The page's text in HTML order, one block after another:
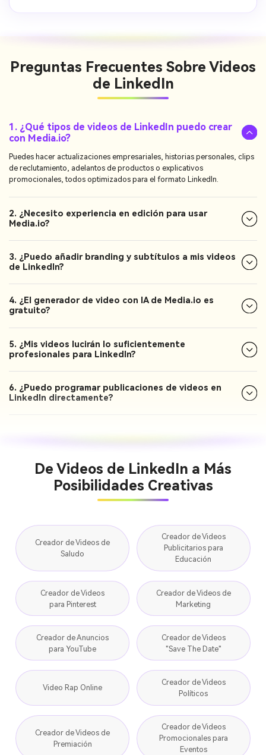
Preguntas Frecuentes Sobre Videos
de LinkedIn
1. ¿Qué tipos de videos de LinkedIn puedo crear
con Media.io?
Puedes hacer actualizaciones empresariales, historias personales, clips
de reclutamiento, adelantos de productos o explicativos
promocionales, todos optimizados para el formato LinkedIn.
2. ¿Necesito experiencia en edición para usar
Media.io?
3. ¿Puedo añadir branding y subtítulos a mis videos
de LinkedIn?
4. ¿El generador de video con IA de Media.io es
gratuito?
5. ¿Mis videos lucirán lo suficientemente
profesionales para LinkedIn?
6. ¿Puedo programar publicaciones de videos en
LinkedIn directamente?
De Videos de LinkedIn a Más
Posibilidades Creativas
Creador de Videos de
Saludo
Creador de Videos
Publicitarios para
Educación
Creador de Videos
para Pinterest
Creador de Videos de
Marketing
Creador de Anuncios
para YouTube
Creador de Videos
"Save The Date"
Video Rap Online
Creador de Videos
Políticos
Creador de Videos de
Premiación
Creador de Videos
Promocionales para
Eventos